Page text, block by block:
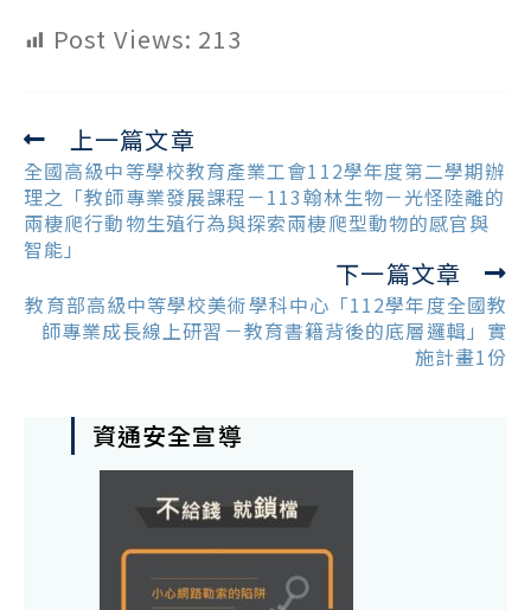
Post Views: 213
Read
more
articles
上一篇文章
全國高級中等學校教育產業工會112學年度第二學期辦
理之「教師專業發展課程－113翰林生物－光怪陸離的
兩棲爬行動物生殖行為與探索兩棲爬型動物的感官與
智能」
下一篇文章
教育部高級中等學校美術學科中心「112學年度全國教
師專業成長線上研習－教育書籍背後的底層邏輯」實
施計畫1份
資通安全宣導